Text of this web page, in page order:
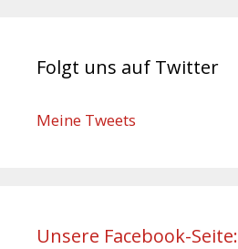
Folgt uns auf Twitter
Meine Tweets
Unsere Facebook-Seite: